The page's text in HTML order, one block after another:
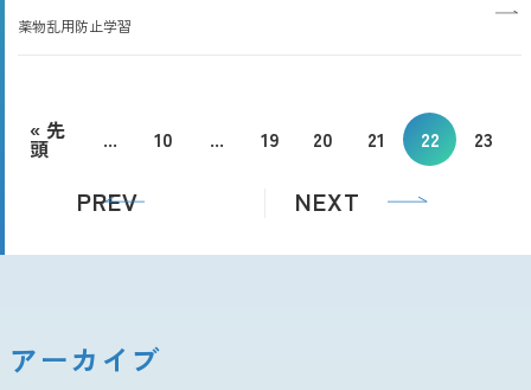
アーカイブ
薬物乱用防止学習
« 先
頭
PREV
... 10 ... 19 20 21 22 23
NEXT